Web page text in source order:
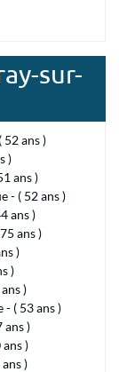
sur-
ans )
)
ans )
- ( 52 ans )
ans )
ans )
)
)
)
( 53 ans )
ans )
)
)